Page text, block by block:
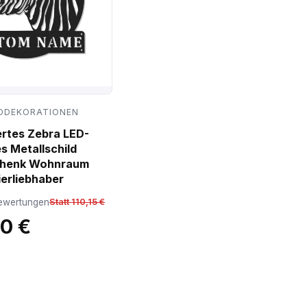
Zebra LED-
Metallschild
Wohnraum
Statt 110,15 €
€